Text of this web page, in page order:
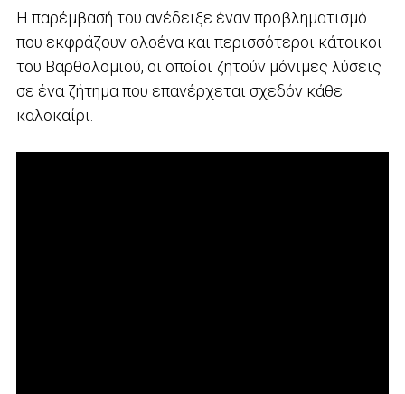
Η παρέμβασή του ανέδειξε έναν προβληματισμό
που εκφράζουν ολοένα και περισσότεροι κάτοικοι
του Βαρθολομιού, οι οποίοι ζητούν μόνιμες λύσεις
σε ένα ζήτημα που επανέρχεται σχεδόν κάθε
καλοκαίρι.